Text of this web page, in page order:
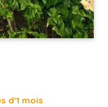
d'1 mois